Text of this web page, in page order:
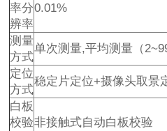
率分
辨率
0.01%
测量
方式
单次测量,平均测量（
定位
方式
稳定片定位+摄像头取景
白板
校验非接触式自动白板校验